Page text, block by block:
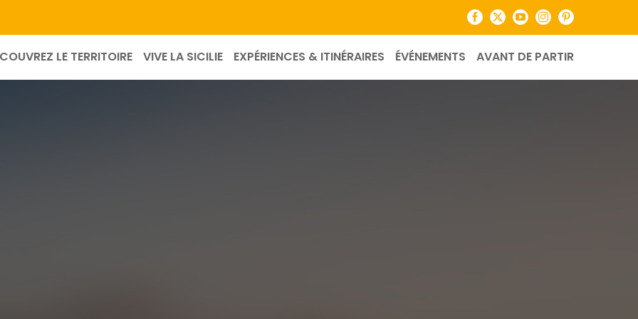
Facebook
X YouTubeInstagramPinterest
LE TERRITOIRE VIVE LA SICILIE EXPÉRIENCES & ITINÉRAIRES ÉVÉNEMENTS AVANT DE PARTIR